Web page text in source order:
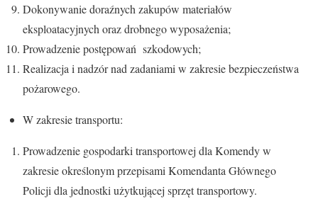
Dokonywanie doraźnych zakupów materiałów
eksploatacyjnych oraz drobnego wyposażenia;
Prowadzenie postępowań szkodowych;
Realizacja i nadzór nad zadaniami w zakresie bezpieczeństwa
pożarowego.
W zakresie transportu:
Prowadzenie gospodarki transportowej dla Komendy w
zakresie określonym przepisami Komendanta Głównego
Policji dla jednostki użytkującej sprzęt transportowy.